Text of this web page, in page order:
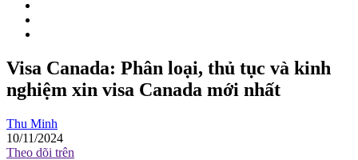
Visa Canada: Phân loại, thủ tục và kinh
nghiệm xin visa Canada mới nhất
Thu Minh
10/11/2024
Theo dõi trên